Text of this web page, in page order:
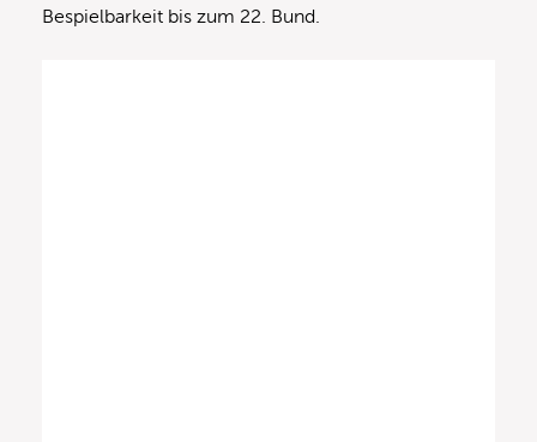
Bespielbarkeit bis zum 22. Bund.